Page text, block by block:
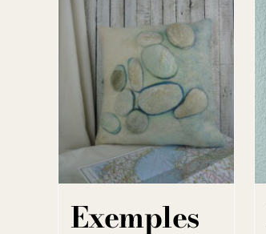
Exemples